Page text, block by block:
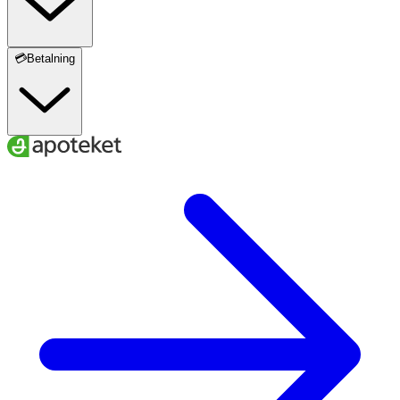
sammetsblomster (Tagetes erecta L.), Standardiserat till
10 %=10 mg lutein, Vitamin A (betakaroten), Zink,
Koppar.
💳Betalning